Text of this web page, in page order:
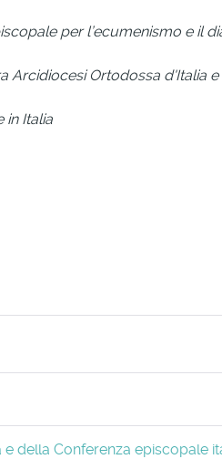
per l’ecumenismo e il
Arcidiocesi Ortodossa d'Italia
in Italia
della Conferenza episcopale